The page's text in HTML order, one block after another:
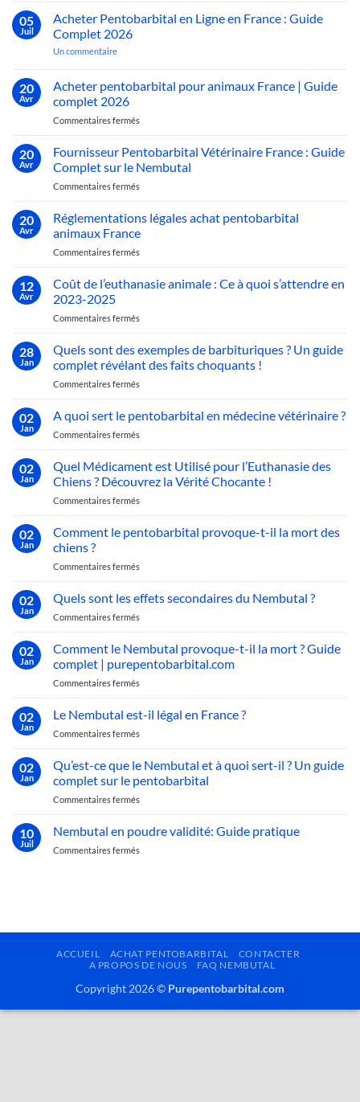
du
pentobarbital
pour
mon
chien :
empreintes
de
compassion
pour
paisibles
pentobarbital
guide
achat
et
légal
05
Juil
Acheter Pentobarbital en Ligne en France : Guide
Complet 2026
Un commentairesur
en
Ligne
en
:
2026
20
Avr
Acheter pentobarbital pour animaux France | Guide
complet 2026
Commentaires ferméssur
pentobarbital
pour
animaux
France
Guide
complet
20
Avr
Fournisseur Pentobarbital Vétérinaire France : Guide
Complet sur le Nembutal
Commentaires ferméssur
Pentobarbital
Vétérinaire
France
:
Complet
Nembutal
20
Avr
Réglementations légales achat pentobarbital
animaux France
Commentaires ferméssur
légales
achat
animaux
12
Avr
Coût de l’euthanasie animale : Ce à quoi s’attendre en
2023-2025
Commentaires ferméssur
l’euthanasie
animale
:
à
s’attendre
2023-
2025
28
Jan
Quels sont des exemples de barbituriques ? Un guide
complet révélant des faits choquants !
Commentaires ferméssur
sont
des
exemples
barbituriques ?
Un
complet
des
02
Jan
A quoi sert le pentobarbital en médecine vétérinaire ?
Commentaires ferméssur
quoi
sert
le
pentobarbital
médecine
02
Jan
Quel Médicament est Utilisé pour l’Euthanasie des
Chiens ? Découvrez la Vérité Chocante !
Commentaires ferméssur
Médicament
est
pour
des
?
la
Vérité
02
Jan
Comment le pentobarbital provoque-t-il la mort des
chiens ?
Commentaires ferméssur
le
pentobarbital
provoque-
il
la
des
?
02
Jan
Quels sont les effets secondaires du Nembutal ?
Commentaires ferméssur
sont
les
effets
secondaires
Nembutal
02
Jan
Comment le Nembutal provoque-t-il la mort ? Guide
complet | purepentobarbital.com
Commentaires ferméssur
le
Nembutal
provoque-
il
la
?
complet
02
Jan
Le Nembutal est-il légal en France ?
Commentaires ferméssur
Nembutal
est-
il
légal
France
02
Jan
Qu’est-ce que le Nembutal et à quoi sert-il ? Un guide
complet sur le pentobarbital
Commentaires ferméssur
que
le
il
?
Un
complet
10
Juil
Nembutal en poudre validité: Guide pratique
Commentaires ferméssur
pratique
ACCUEIL ACHAT PENTOBARBITAL
CONTACTER
A PROPOS DE NOUS
FAQ NEMBUTAL
Copyright 2026 © Purepentobarbital.com